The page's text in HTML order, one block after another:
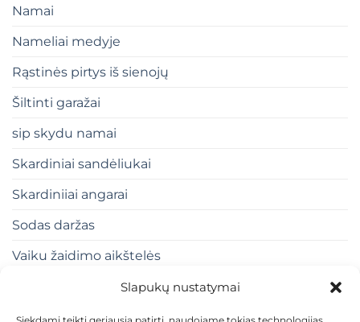
Slapukų nustatymai
Namai
Nameliai medyje
Rąstinės pirtys iš sienojų
Šiltinti garažai
sip skydu namai
Skardiniai sandėliukai
Skardiniiai angarai
Sodas daržas
Vaiku žaidimo aikštelės